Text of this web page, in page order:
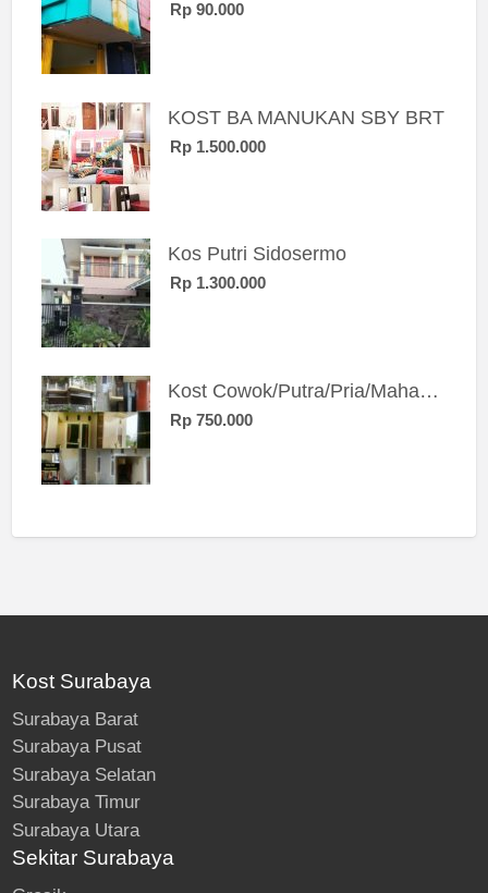
Rp 90.000
KOST BA MANUKAN SBY BRT
Rp 1.500.000
Kos Putri Sidosermo
Rp 1.300.000
Kost Cowok/Putra/Pria/Mahasiswa/Karyawan SIngle eksklusif bangunan baru
Rp 750.000
Kost Surabaya
Surabaya Barat
Surabaya Pusat
Surabaya Selatan
Surabaya Timur
Surabaya Utara
Sekitar Surabaya